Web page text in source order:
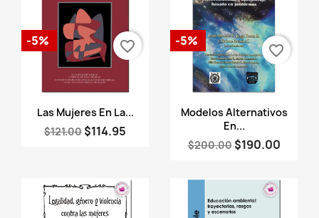
Vista rápida
Las Mujeres En La...
$121.00 $114.95
-5% favorite_border
Vista rápida
Modelos Alternativos
En...
$200.00 $190.00
-5%
favorite_border